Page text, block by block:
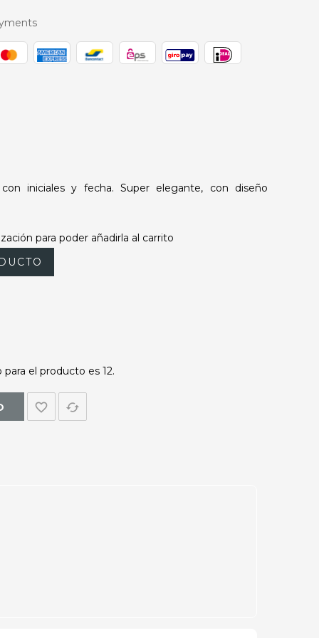
con iniciales y fecha. Super elegante, con diseño
para poder añadirla al carrito
el producto es 12.
favorite_border cached